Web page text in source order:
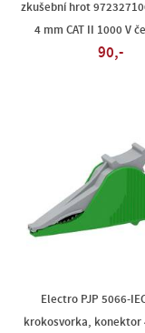
zkušební hrot
4 mm CAT II 1000 V
90,-
Electro PJP 5066-
krokosvorka, konektor